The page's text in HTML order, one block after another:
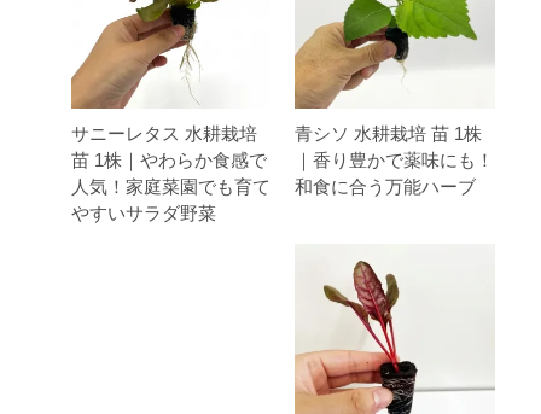
サニーレタス 水耕栽培
苗 1株｜やわらか食感で
人気！家庭菜園でも育て
やすいサラダ野菜
青シソ 水耕栽培 苗 1株
｜香り豊かで薬味にも！
和食に合う万能ハーブ